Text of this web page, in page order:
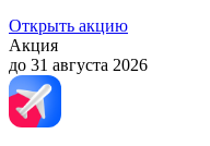
Открыть акцию
Акция
до 31 августа 2026